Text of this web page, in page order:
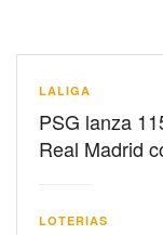
LALIGA
PSG lanza
Real Madrid
LOTERIAS